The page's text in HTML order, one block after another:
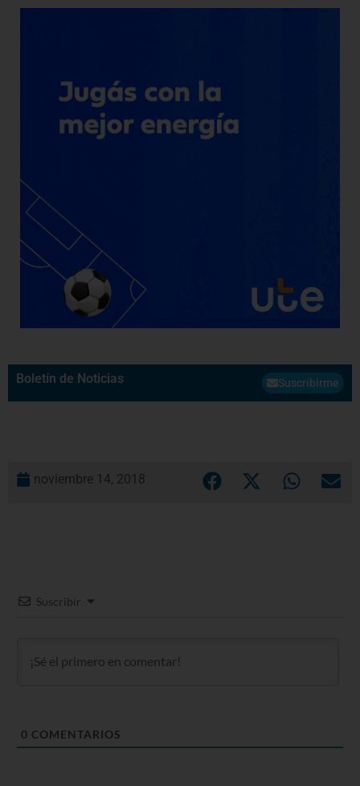
Boletín de Noticias Suscribirme
noviembre 14, 2018
Suscribir
0 COMENTARIOS